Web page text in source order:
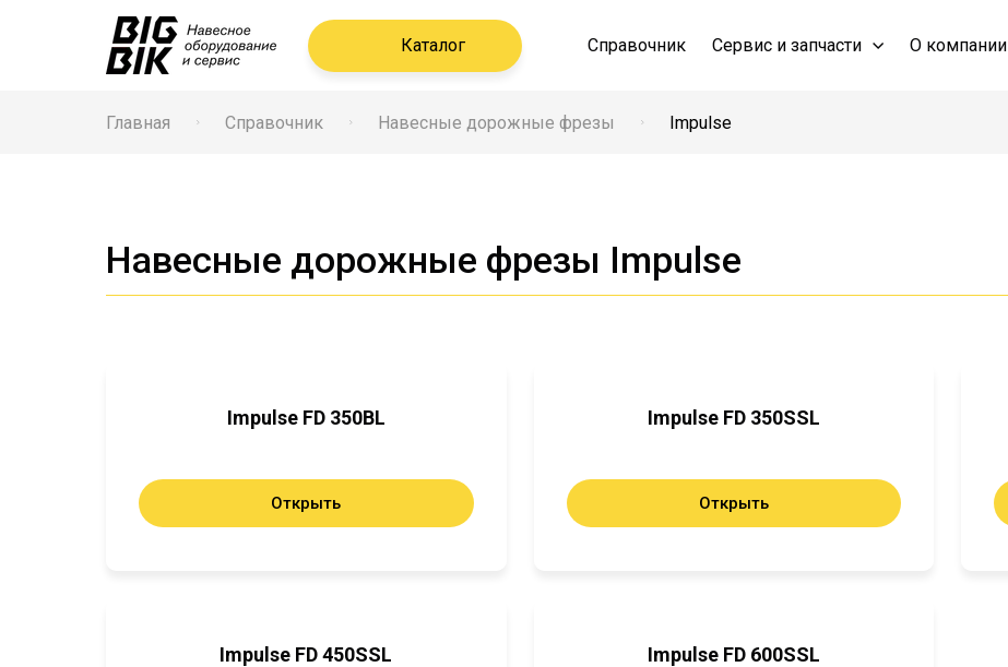
Каталог Справочник Сервис и запчасти О компании
Главная Справочник Навесные дорожные фрезы Impulse
Навесные дорожные фрезы Impulse
Impulse FD 350BL
Открыть
Impulse FD 350SSL
Открыть
Impulse FD 450SSL Impulse FD 600SSL